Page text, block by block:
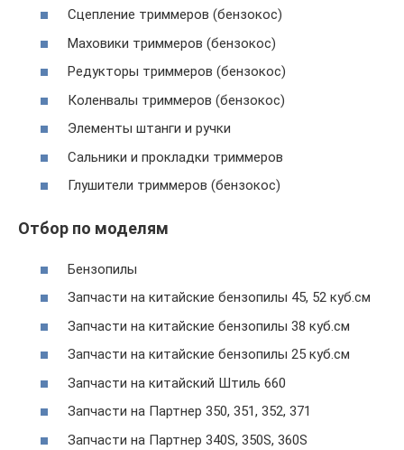
Сцепление триммеров (бензокос)
Маховики триммеров (бензокос)
Редукторы триммеров (бензокос)
Коленвалы триммеров (бензокос)
Элементы штанги и ручки
Сальники и прокладки триммеров
Глушители триммеров (бензокос)
Отбор по моделям
Бензопилы
Запчасти на китайские бензопилы 45, 52 куб.см
Запчасти на китайские бензопилы 38 куб.см
Запчасти на китайские бензопилы 25 куб.см
Запчасти на китайский Штиль 660
Запчасти на Партнер 350, 351, 352, 371
Запчасти на Партнер 340S, 350S, 360S